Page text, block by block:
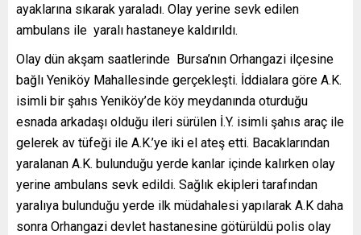
ayaklarına sıkarak yaraladı. Olay yerine sevk edilen
ambulans ile yaralı hastaneye kaldırıldı.
Olay dün akşam saatlerinde Bursa’nın Orhangazi ilçesine
bağlı Yeniköy Mahallesinde gerçekleşti. İddialara göre A.K.
isimli bir şahıs Yeniköy’de köy meydanında oturduğu
esnada arkadaşı olduğu ileri sürülen İ.Y. isimli şahıs araç ile
gelerek av tüfeği ile A.K.’ye iki el ateş etti. Bacaklarından
yaralanan A.K. bulunduğu yerde kanlar içinde kalırken olay
yerine ambulans sevk edildi. Sağlık ekipleri tarafından
yaralıya bulunduğu yerde ilk müdahalesi yapılarak A.K daha
sonra Orhangazi devlet hastanesine götürüldü polis olay